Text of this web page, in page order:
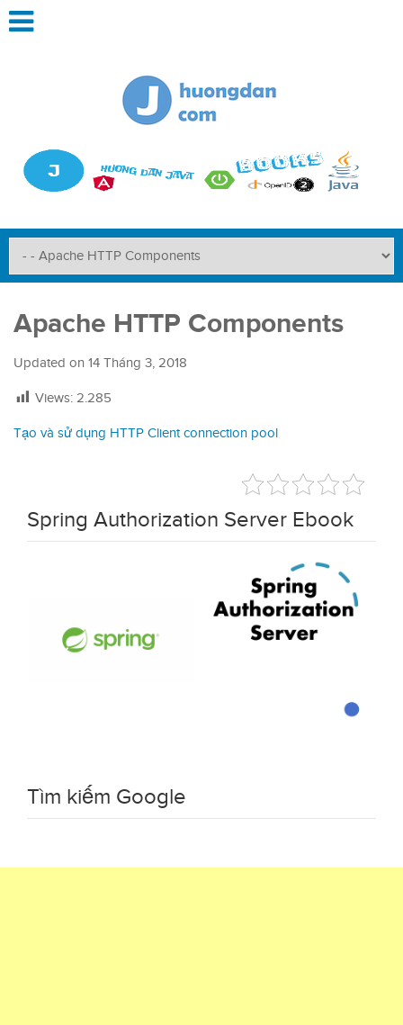
Apache HTTP Components
Updated on 14 Tháng 3, 2018
Views: 2.285
Tạo và sử dụng HTTP Client connection pool
Spring Authorization Server Ebook
Tìm kiếm Google